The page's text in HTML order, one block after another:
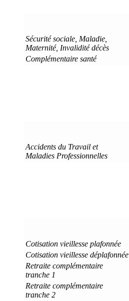
Sécurité sociale, Maladie,
Maternité, Invalidité décès
Complémentaire santé
Accidents du Travail et
Maladies Professionnelles
Cotisation vieillesse plafonnée
Cotisation vieillesse déplafonnée
Retraite complémentaire
tranche 1
Retraite complémentaire
tranche 2